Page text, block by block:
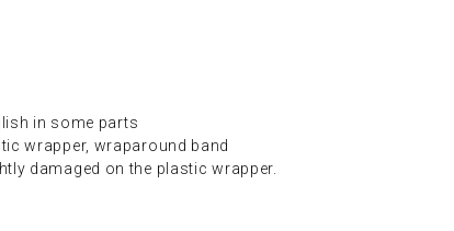
in some parts
wrapper, wraparound band
damaged on the plastic wrapper.